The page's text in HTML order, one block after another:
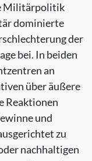
Militärpolitik
dominierte
der
bei. In beiden
an
über äußere
Reaktionen
und
zu
nachhaltigen